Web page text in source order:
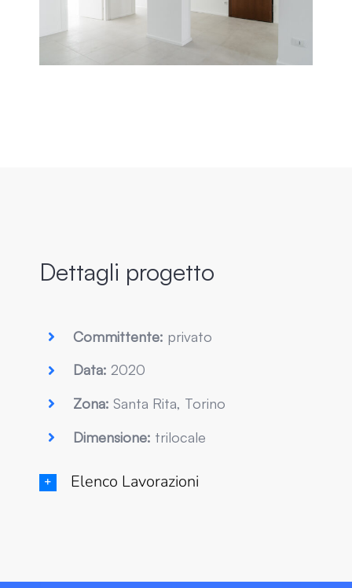
Dettagli progetto
Committente: privato
Data: 2020
Zona: Santa Rita, Torino
Dimensione: trilocale
Elenco Lavorazioni